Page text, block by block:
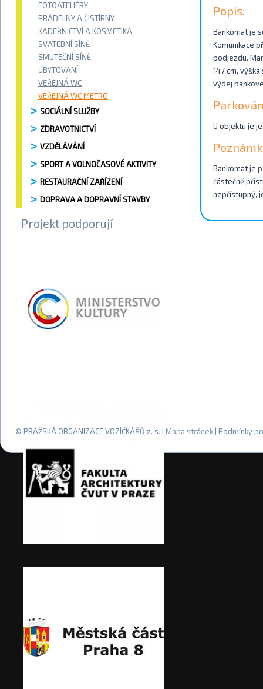
FOTOATELIÉRY
PRÁDELNY A ČISTÍRNY
KADEŘNICTVÍ A KOSMETIKA
SVATEBNÍ SÍNĚ
SMUTEČNÍ SÍNĚ
UBYTOVÁNÍ
VEŘEJNÁ WC
VEŘEJNÁ WC METRO
SOCIÁLNÍ SLUŽBY
ZDRAVOTNICTVÍ
VZDĚLÁVÁNÍ
SPORT A VOLNOČASOVÉ AKTIVITY
RESTAURAČNÍ ZAŘÍZENÍ
DOPRAVA A DOPRAVNÍ STAVBY
Projekt podporují
Popis:
Bankomat je
Komunikace
podjezdu.
147 cm,
výdej
U objektu je
Bankomat je
částečně
nepřístupný,
© PRAŽSKÁ ORGANIZACE VOZÍČKÁŘŮ z. s. | Mapa stránek | Podmínky